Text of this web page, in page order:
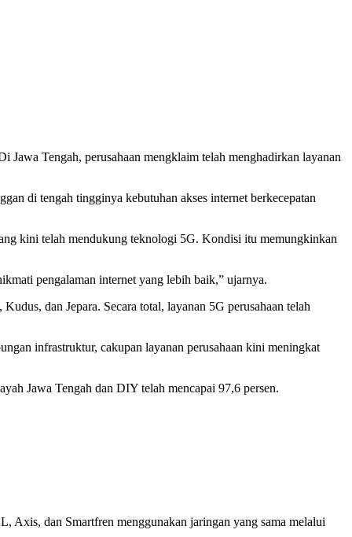
Tengah, perusahaan mengklaim telah menghadirkan layanan
di tengah tingginya kebutuhan akses internet berkecepatan
kini telah mendukung teknologi 5G. Kondisi itu memungkinkan
pengalaman internet yang lebih baik,” ujarnya.
dan Jepara. Secara total, layanan 5G perusahaan telah
infrastruktur, cakupan layanan perusahaan kini meningkat
Jawa Tengah dan DIY telah mencapai 97,6 persen.
dan Smartfren menggunakan jaringan yang sama melalui